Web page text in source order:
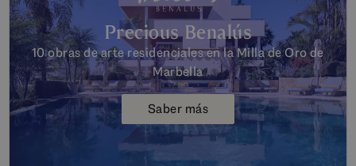
Precious Benalús
10 obras de arte residenciales en la Milla de Oro de
Marbella
Saber más